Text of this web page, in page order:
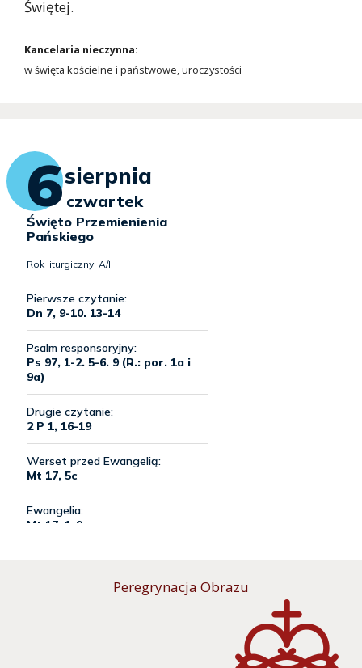
Świętej.
Kancelaria nieczynna:
w święta kościelne i państwowe, uroczystości
Peregrynacja Obrazu